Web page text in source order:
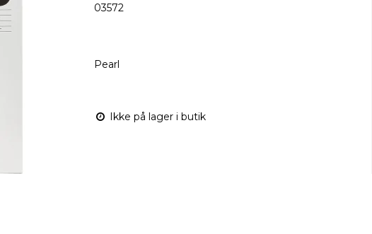
03572
Pearl
Ikke på lager i butik